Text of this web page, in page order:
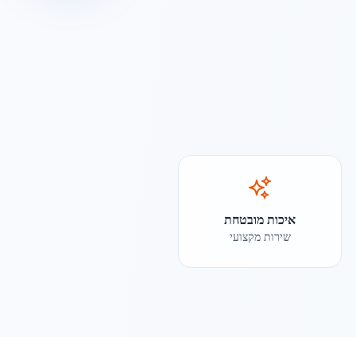
איכות מובטחת
שירות מקצועי